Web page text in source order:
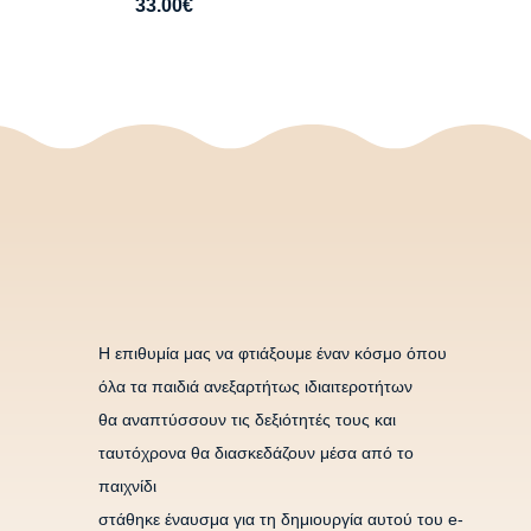
33.00€
H επιθυμία μας να φτιάξουμε έναν κόσμο όπου
όλα τα παιδιά ανεξαρτήτως ιδιαιτεροτήτων
θα αναπτύσσουν τις δεξιότητές τους και
ταυτόχρονα θα διασκεδάζουν μέσα από το
παιχνίδι
στάθηκε έναυσμα για τη δημιουργία αυτού του e-